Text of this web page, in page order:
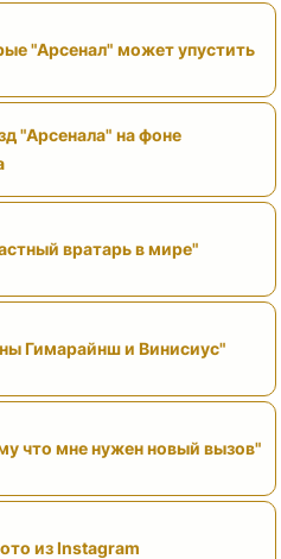
"Арсенал" может упустить
"Арсенала" на фоне
вратарь в мире"
Гимарайнш и Винисиус"
что мне нужен новый вызов"
из Instagram